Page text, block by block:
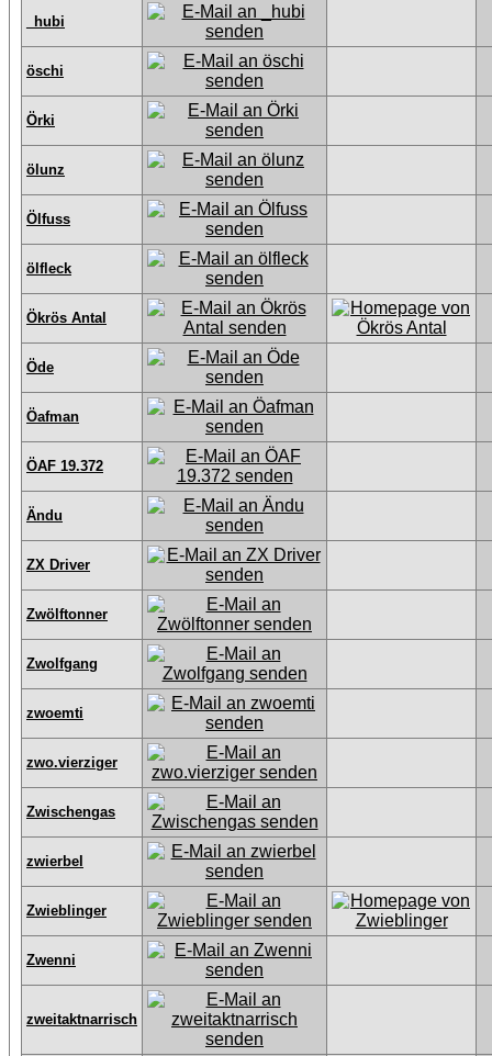
_hubi
öschi
Örki
ölunz
Ölfuss
ölfleck
Ökrös Antal
Öde
Öafman
ÖAF 19.372
Ändu
ZX Driver
Zwölftonner
Zwolfgang
zwoemti
zwo.vierziger
Zwischengas
zwierbel
Zwieblinger
Zwenni
zweitaktnarrisch